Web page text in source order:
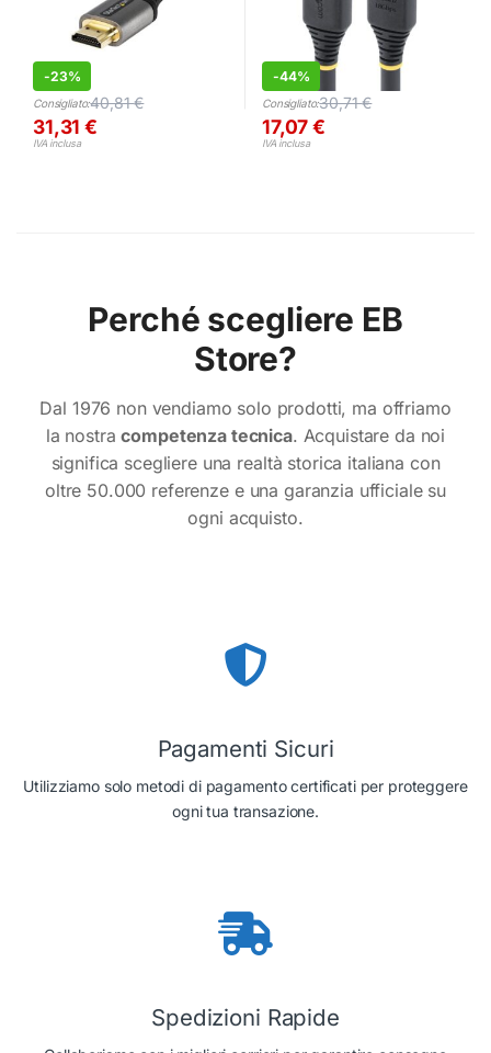
-23%
Consigliato:40,81€
31,31€
IVA inclusa
-44%
Consigliato:30,71€
17,07€
IVA inclusa
Perché scegliere EB
Store?
Dal 1976 non vendiamo solo prodotti, ma offriamo
la nostracompetenza tecnica. Acquistare da noi
significa scegliere una realtà storica italiana con
oltre 50.000 referenze e una garanzia ufficiale su
ogni acquisto.
Pagamenti Sicuri
Utilizziamo solo metodi di pagamento certificati per proteggere
ogni tua transazione.
Spedizioni Rapide